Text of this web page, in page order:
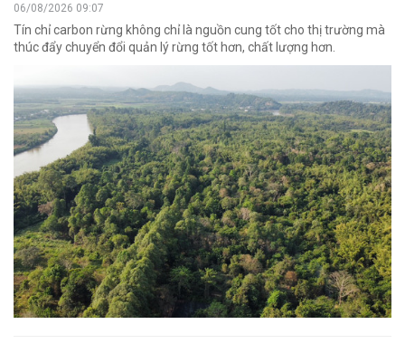
06/08/2026 09:07
Tín chỉ carbon rừng không chỉ là nguồn cung tốt cho thị trường mà
thúc đẩy chuyển đổi quản lý rừng tốt hơn, chất lượng hơn.